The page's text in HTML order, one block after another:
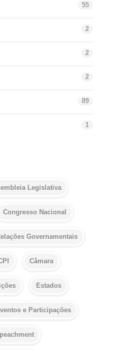
55
2
2
2
89
1
Legislativa
Congresso Nacional
Governamentais
Câmara
Estados
e Participações